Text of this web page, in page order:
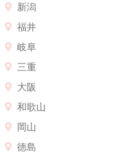
新潟
福井
岐阜
三重
大阪
和歌山
岡山
徳島